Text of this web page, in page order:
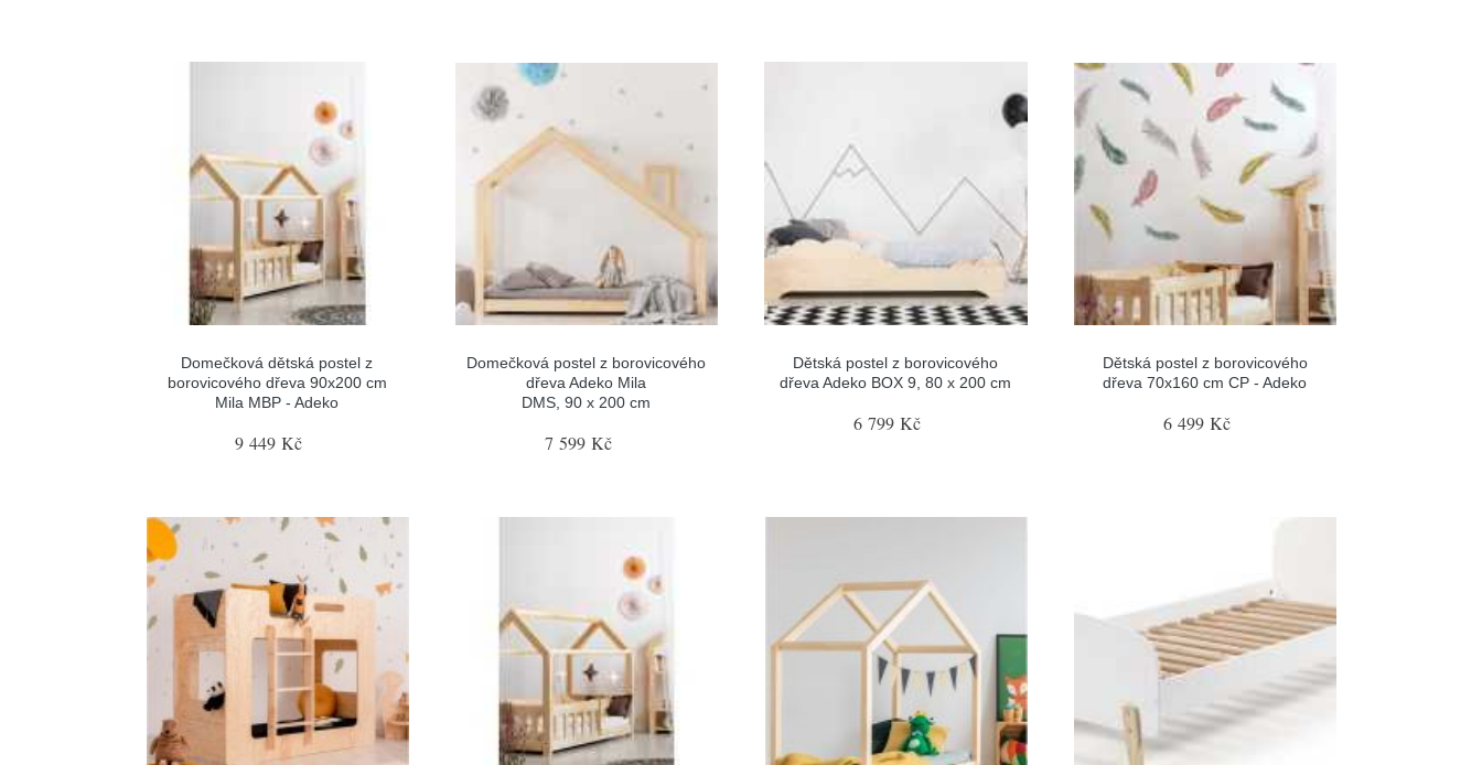
Domečková dětská postel z
borovicového dřeva 90x200 cm
Mila MBP - Adeko
9 449 Kč
Domečková postel z borovicového
dřeva Adeko Mila
DMS, 90 x 200 cm
7 599 Kč
Dětská postel z borovicového
dřeva Adeko BOX 9, 80 x 200 cm
6 799 Kč
Dětská postel z borovicového
dřeva 70x160 cm CP - Adeko
6 499 Kč